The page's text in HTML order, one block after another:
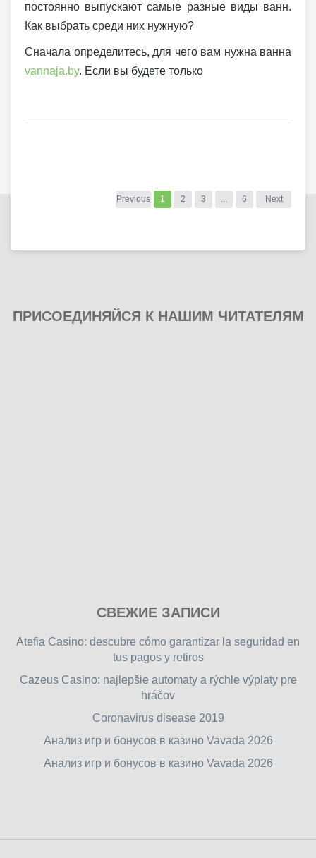
постоянно выпускают самые разные виды ванн.
Как выбрать среди них нужную?
Сначала определитесь, для чего вам нужна ванна
vannaja.by. Если вы будете только
Previous 1 2 3 ... 6 Next
ПРИСОЕДИНЯЙСЯ К НАШИМ ЧИТАТЕЛЯМ
free
games
games.
СВЕЖИЕ ЗАПИСИ
Atefia Casino: descubre cómo garantizar la seguridad en
tus pagos y retiros
Cazeus Casino: najlepšie automaty a rýchle výplaty pre
hráčov
Coronavirus disease 2019
Анализ игр и бонусов в казино Vavada 2026
Анализ игр и бонусов в казино Vavada 2026